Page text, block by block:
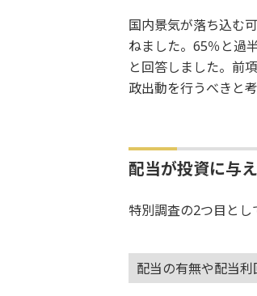
国内景気が落ち込む
ねました。65％と過
と回答しました。前
政出動を行うべきと
配当が投資に与
特別調査の2つ目とし
配当の有無や配当